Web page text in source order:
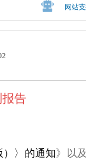
告
〉 的通知》以及